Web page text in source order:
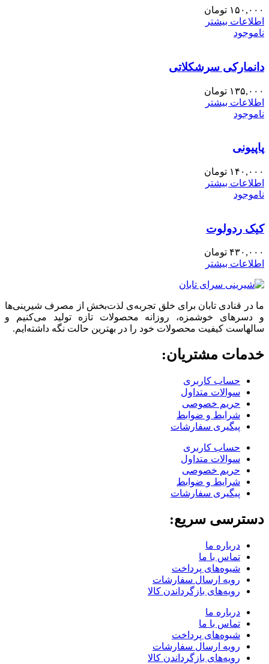
۱۵۰,۰۰۰ تومان
اطلاعات بیشتر
ناموجود
دانمارکی سرشکلاتی
۱۳۵,۰۰۰ تومان
اطلاعات بیشتر
ناموجود
پاپیونی
۱۴۰,۰۰۰ تومان
اطلاعات بیشتر
ناموجود
کیک ردولوت
۴۳۰,۰۰۰ تومان
اطلاعات بیشتر
ما در قنادی تابان برای خلق تجربه‌ی لذت‌بخش از مصرف شیرینی‌ها
و دسرهای خوشمزه، روزانه محصولات تازه تولید می‌کنیم و
سالهاست کیفیت محصولات خود را در بهترین حالت نگه داشته‌ایم.
خدمات مشتریان:
حساب کاربری
سوالات متداول
حریم خصوصی
شرایط و ضوابط
پیگیری سفارشات
حساب کاربری
سوالات متداول
حریم خصوصی
شرایط و ضوابط
پیگیری سفارشات
دسترسی سریع:
درباره ما
تماس با ما
شیوه‌های پرداخت
رویه ارسال سفارشات
رویه‌های بازگرداندن کالا
درباره ما
تماس با ما
شیوه‌های پرداخت
رویه ارسال سفارشات
رویه‌های بازگرداندن کالا